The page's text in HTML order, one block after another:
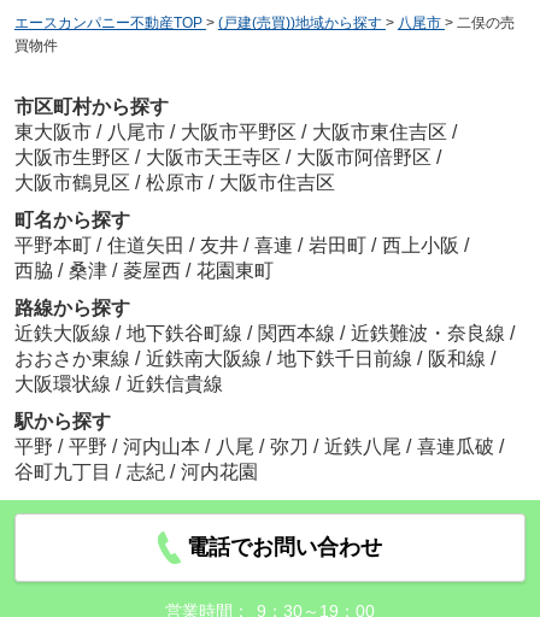
エースカンパニー不動産TOP > (戸建(売買))地域から探す > 八尾市 > 二俣の売
買物件
市区町村から探す
東大阪市 / 八尾市 / 大阪市平野区 / 大阪市東住吉区 /
大阪市生野区 / 大阪市天王寺区 / 大阪市阿倍野区 /
大阪市鶴見区 / 松原市 / 大阪市住吉区
町名から探す
平野本町 / 住道矢田 / 友井 / 喜連 / 岩田町 / 西上小阪 /
西脇 / 桑津 / 菱屋西 / 花園東町
路線から探す
近鉄大阪線 / 地下鉄谷町線 / 関西本線 / 近鉄難波・奈良線 /
おおさか東線 / 近鉄南大阪線 / 地下鉄千日前線 / 阪和線 /
大阪環状線 / 近鉄信貴線
駅から探す
平野 / 平野 / 河内山本 / 八尾 / 弥刀 / 近鉄八尾 / 喜連瓜破 /
谷町九丁目 / 志紀 / 河内花園
電話でお問い合わせ
営業時間： 9：30～19：00